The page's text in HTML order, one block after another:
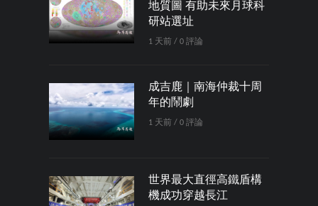
地質圖 有助未來月球科
研站選址
1 天前 / 0 評論
成吉鹿｜南海仲裁十周
年的鬧劇
1 天前 / 0 評論
世界最大直徑高鐵盾構
機成功穿越長江